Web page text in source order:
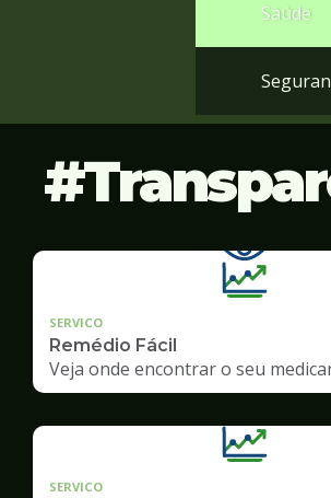
Saúde
SERVICO
Remédio Fácil
Veja onde encontrar o seu
SERVICO